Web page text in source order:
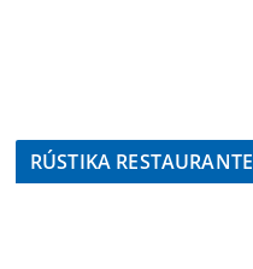
RÚSTIKA RESTAURANTE